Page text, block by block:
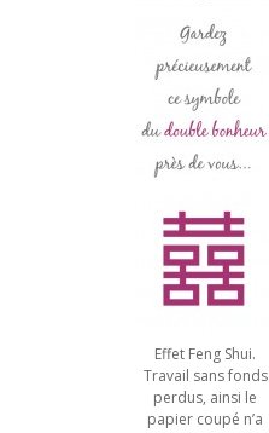
Effet Feng Shui.
Travail sans fonds
perdus, ainsi le
papier coupé n’a